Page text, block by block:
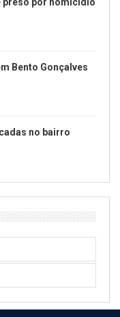
preso por homicídio
Bento Gonçalves
no bairro